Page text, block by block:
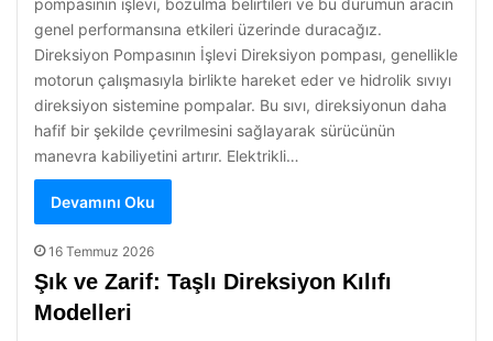
pompasının işlevi, bozulma belirtileri ve bu durumun aracın
genel performansına etkileri üzerinde duracağız.
Direksiyon Pompasının İşlevi Direksiyon pompası, genellikle
motorun çalışmasıyla birlikte hareket eder ve hidrolik sıvıyı
direksiyon sistemine pompalar. Bu sıvı, direksiyonun daha
hafif bir şekilde çevrilmesini sağlayarak sürücünün
manevra kabiliyetini artırır. Elektrikli…
Devamını Oku
16 Temmuz 2026
Şık ve Zarif: Taşlı Direksiyon Kılıfı
Modelleri